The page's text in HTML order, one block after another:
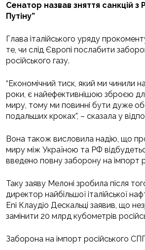
Сенатор назвав зняття санкцій
Путіну”
Глава італійського уряду
те, чи слід Європі послабити
російського газу.
“Економічний тиск, який ми чинили
роки, є найефективнішою зброєю
миру, тому ми повинні бути дуже
подальших кроках”, – сказала у
Вона також висловила надію, що
миру між Україною та РФ
введено повну заборону на імпорт
Таку заяву Мелоні зробила після
директор найбільшої італійської
Eni Клаудіо Дескальці заявив, що
замінити 20 млрд кубометрів
Заборона на імпорт російського